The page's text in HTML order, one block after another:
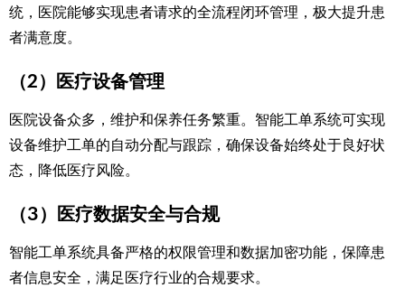
统，医院能够实现患者请求的全流程闭环管理，极大提升患
者满意度。
（2）医疗设备管理
医院设备众多，维护和保养任务繁重。智能工单系统可实现
设备维护工单的自动分配与跟踪，确保设备始终处于良好状
态，降低医疗风险。
（3）医疗数据安全与合规
智能工单系统具备严格的权限管理和数据加密功能，保障患
者信息安全，满足医疗行业的合规要求。